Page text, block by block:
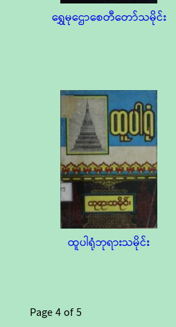
ရွှေမုဌောစေတီတော်သမိုင်း
ထူပါရုံဘုရားသမိုင်း
Page4of5